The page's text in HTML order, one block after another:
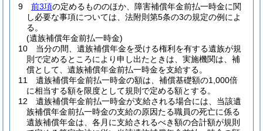
9
前3項の定めるもののほか、障害補償年金前払一時金に関
し必要な事項については、法附則第5条の3の規定の例によ
る。
(遺族補償年金前払一時金)
10
当分の間、遺族補償年金を受ける権利を有する遺族が規
則で定めるところにより申し出たときは、実施機関は、補
償として、遺族補償年金前払一時金を支給する。
11
遺族補償年金前払一時金の額は、補償基礎額の1,000倍
に相当する額を限度として規則で定める額とする。
12
遺族補償年金前払一時金が支給される場合には、当該遺
族補償年金前払一時金の支給の原因たる職員の死亡に係る
遺族補償年金は、各月に支給されるべき額の合計額が規則